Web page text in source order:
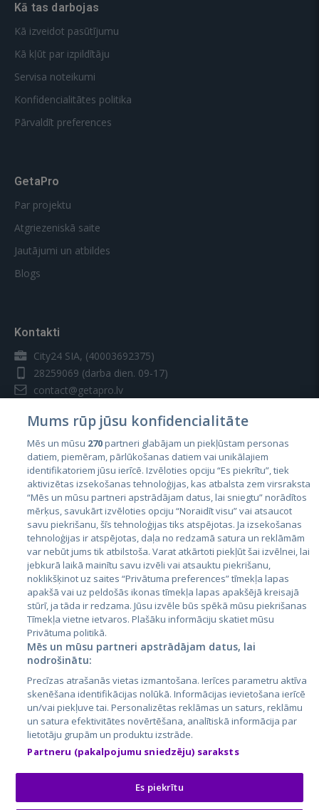
Kā tas darbojas
Kā izveidot pasūtījumu
Kā kļūt par izpildītāju
Servisa noteikumi
Konfidencialitātes politika
Pārvaldīt preferences
GetaPro
Par projektu
Atgriezeniskā saite
Jautājumi un atbildes
Blogs
Kontakti
City24 SIA, (40003692375)
28259069 (darba dien. 09-17)
contact@getapro.lv
Valstis
Igaunija
Latvija
Lietuva
City24.lv
City24.ee
GetaPro.lv
GetaPro.ee
Skelbiu.lt
Autoplius.lt
Aruodas.lt
CVbankas.lt
Kainos.lt
Paslaugos.lt
auto24.ee
Osta.ee
KuldneBörs.ee
Mums rūp jūsu konfidencialitāte
Mēs un mūsu 270partneri glabājam un piekļūstam personas
datiem, piemēram, pārlūkošanas datiem vai unikālajiem
identifikatoriem jūsu ierīcē. Izvēloties opciju “Es piekrītu”, tiek
aktivizētas izsekošanas tehnoloģijas, kas atbalsta zem virsraksta
“Mēs un mūsu partneri apstrādājam datus, lai sniegtu” norādītos
mērķus, savukārt izvēloties opciju “Noraidīt visu” vai atsaucot
savu piekrišanu, šīs tehnoloģijas tiks atspējotas. Ja izsekošanas
tehnoloģijas ir atspējotas, daļa no redzamā satura un reklāmām
var nebūt jums tik atbilstoša. Varat atkārtoti piekļūt šai izvēlnei, lai
jebkurā laikā mainītu savu izvēli vai atsauktu piekrišanu,
noklikšķinot uz saites “Privātuma preferences” tīmekļa lapas
apakšā vai uz peldošās ikonas tīmekļa lapas apakšējā kreisajā
stūrī, ja tāda ir redzama. Jūsu izvēle būs spēkā mūsu piekrišanas
Tīmekļa vietne ietvaros. Plašāku informāciju skatiet mūsu
Privātuma politikā.
Mēs un mūsu partneri apstrādājam datus, lai
nodrošinātu:
Precīzas atrašanās vietas izmantošana. Ierīces parametru aktīva
skenēšana identifikācijas nolūkā. Informācijas ievietošana ierīcē
un/vai piekļuve tai. Personalizētas reklāmas un saturs, reklāmu
un satura efektivitātes novērtēšana, analītiskā informācija par
lietotāju grupām un produktu izstrāde.
Partneru (pakalpojumu sniedzēju) saraksts
Es piekrītu